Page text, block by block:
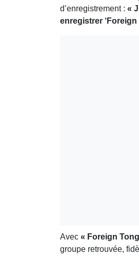
d’enregistrement : «
enregistrer
Avec « Foreign
groupe retrouvée,